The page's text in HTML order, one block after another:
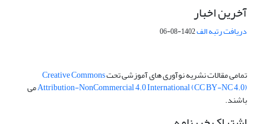
آخرین اخبار
دریافت رتبه الف1402-08-06
تمامی مقالات نشریه نوآوری های آموزشی تحتCreative Commons
Attribution-NonCommercial 4.0 International (CC BY-NC 4.0)می
باشند.